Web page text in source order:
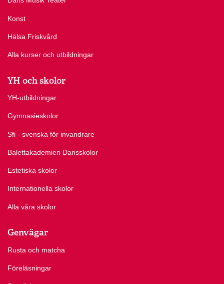
Har du fler frågor?
gärna till.
Kontakta oss
Konst
Hälsa Friskvård
Alla kurser och utbildningar
YH och skolor
YH-utbildningar
Gymnasieskolor
Sfi - svenska för invandrare
Balettakademien Dansskolor
Estetiska skolor
Internationella skolor
Alla våra skolor
Genvägar
Rusta och matcha
Föreläsningar